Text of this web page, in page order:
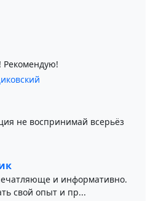
не воспринимай всерьёз
и информативно.
свой опыт и пр...